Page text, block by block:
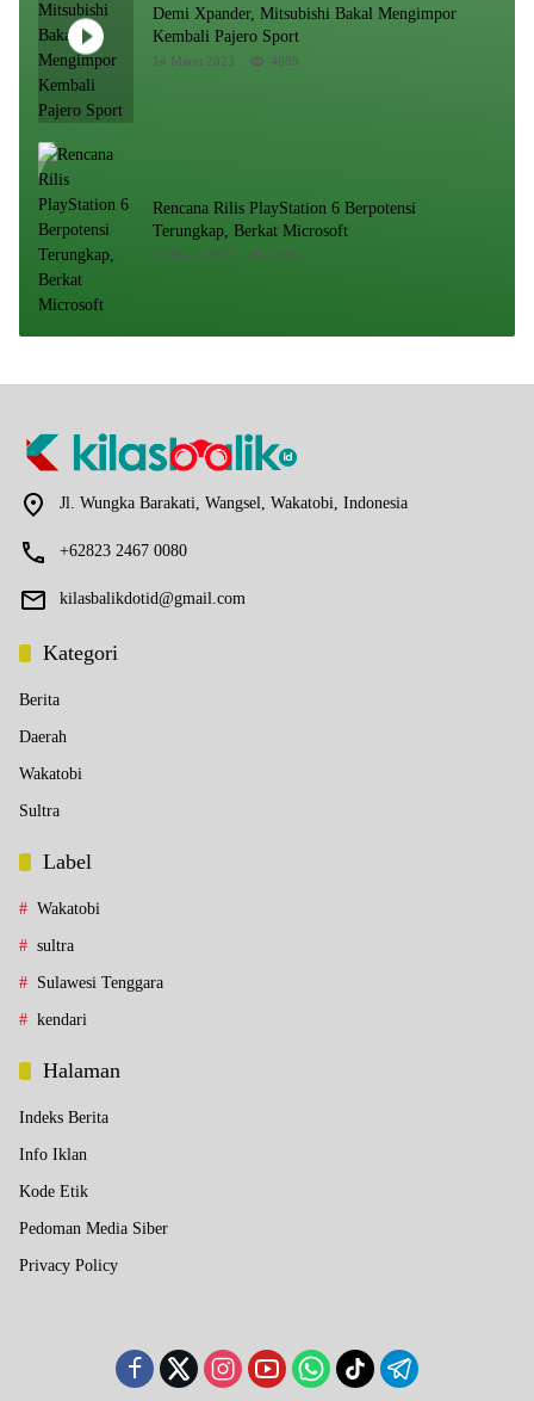
Demi Xpander, Mitsubishi Bakal Mengimpor
Kembali Pajero Sport
14 Maret 2023 4089
Rencana Rilis PlayStation 6 Berpotensi
Terungkap, Berkat Microsoft
17 Maret 2023 4084
Jl. Wungka Barakati, Wangsel, Wakatobi, Indonesia
+62823 2467 0080
kilasbalikdotid@gmail.com
Kategori
Berita
Daerah
Wakatobi
Sultra
Label
Wakatobi
sultra
Sulawesi Tenggara
kendari
Halaman
Indeks Berita
Info Iklan
Kode Etik
Pedoman Media Siber
Privacy Policy